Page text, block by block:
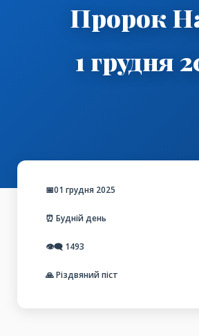
Пророк
1 грудня
📅01 грудня 2025
⏰ Будній день
👁️‍🗨️ 1493
🙏 Різдвяний піст